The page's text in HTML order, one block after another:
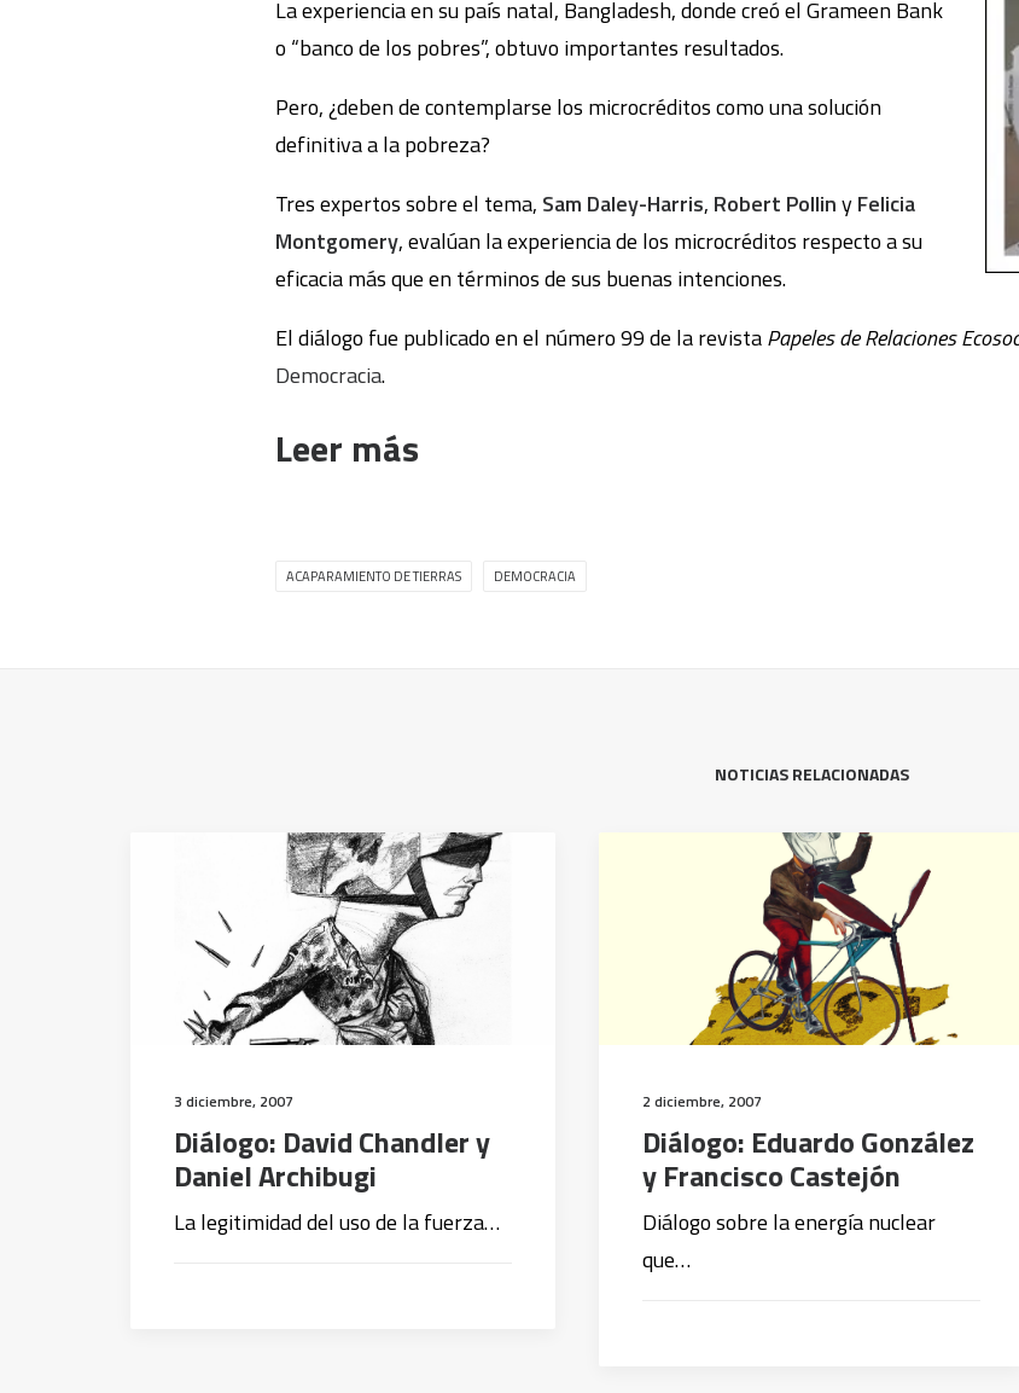
La experiencia en su país natal, Bangladesh, donde creó el Grameen Bank
o “banco de los pobres”, obtuvo importantes resultados.
Pero, ¿deben de contemplarse los microcréditos como una solución
definitiva a la pobreza?
Tres expertos sobre el tema, Sam Daley-Harris, Robert PollinyFelicia
Montgomery, evalúan la experiencia de los microcréditos respecto a su
eficacia más que en términos de sus buenas intenciones.
El diálogo fue publicado en el número 99 de la revistaPapeles de Relaciones
Democracia.
Leer más
ACAPARAMIENTO DE TIERRAS DEMOCRACIA
NOTICIAS RELACIONADAS
3 diciembre, 2007
Diálogo: David Chandler y
Daniel Archibugi
La legitimidad del uso de la fuerza…
2 diciembre, 2007
Diálogo: Eduardo González
y Francisco Castejón
Diálogo sobre la energía nuclear
que…